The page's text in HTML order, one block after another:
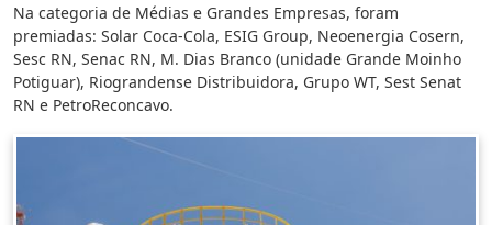
Na categoria de Médias e Grandes Empresas, foram
premiadas: Solar Coca-Cola, ESIG Group, Neoenergia Cosern,
Sesc RN, Senac RN, M. Dias Branco (unidade Grande Moinho
Potiguar), Riograndense Distribuidora, Grupo WT, Sest Senat
RN e PetroReconcavo.